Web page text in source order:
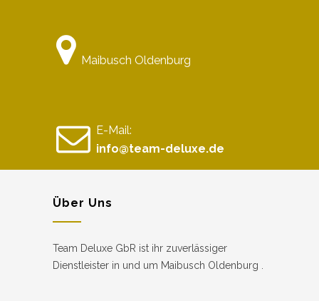
Maibusch Oldenburg
E-Mail:
info@team-deluxe.de
Über Uns
Team Deluxe GbR ist ihr zuverlässiger
Dienstleister in und um Maibusch Oldenburg .